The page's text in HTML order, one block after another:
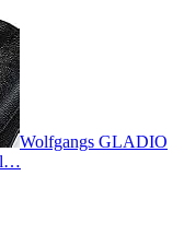
Wolfgangs GLADIO